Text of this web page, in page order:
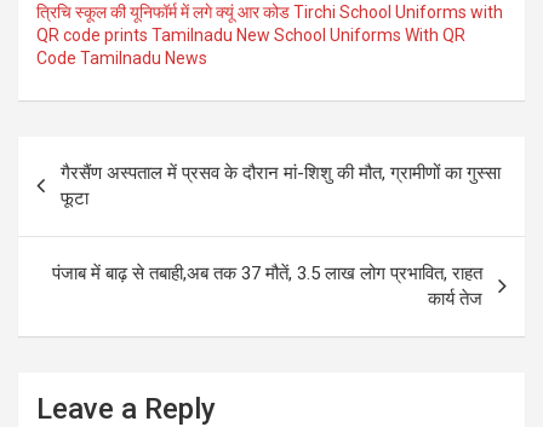
त्रिचि स्कूल की यूनिफॉर्म में लगे क्यूं आर कोड Tirchi School Uniforms with
QR code prints Tamilnadu New School Uniforms With QR
Code Tamilnadu News
Post
navigation
गैरसैंण अस्पताल में प्रसव के दौरान मां-शिशु की मौत, ग्रामीणों का गुस्सा
फूटा
पंजाब में बाढ़ से तबाही,अब तक 37 मौतें, 3.5 लाख लोग प्रभावित, राहत
कार्य तेज
Leave a Reply